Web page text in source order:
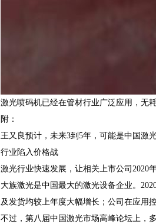
激光喷码机已经在管材行业广泛应用，无
附：
王又良预计，未来3到5年，可能是中国激
行业陷入价格战
激光行业快速发展，让相关上市公司2020
大族激光是中国最大的激光设备企业。
及发货均较上年度大幅增长；公司在应用
不过，第八届中国激光市场高峰论坛上，